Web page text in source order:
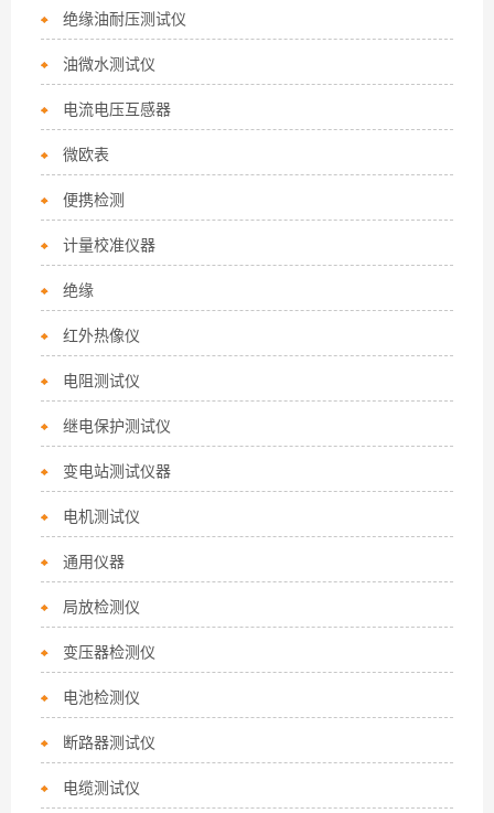
绝缘油耐压测试仪
油微水测试仪
电流电压互感器
微欧表
便携检测
计量校准仪器
绝缘
红外热像仪
电阻测试仪
继电保护测试仪
变电站测试仪器
电机测试仪
通用仪器
局放检测仪
变压器检测仪
电池检测仪
断路器测试仪
电缆测试仪